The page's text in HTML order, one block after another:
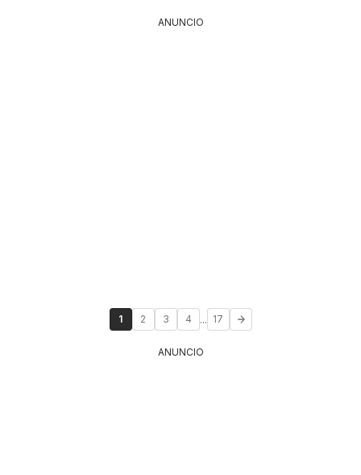
ANUNCIO
1 2 3 4 ... 17
ANUNCIO